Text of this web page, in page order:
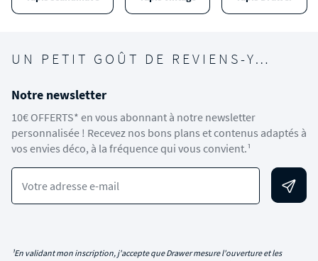
UN PETIT GOÛT DE REVIENS-Y…
Notre newsletter
10€ OFFERTS* en vous abonnant à notre newsletter
personnalisée ! Recevez nos bons plans et contenus adaptés à
vos envies déco, à la fréquence qui vous convient.¹
Votre adresse e-mail
¹En validant mon inscription, j'accepte que Drawer mesure l'ouverture et les